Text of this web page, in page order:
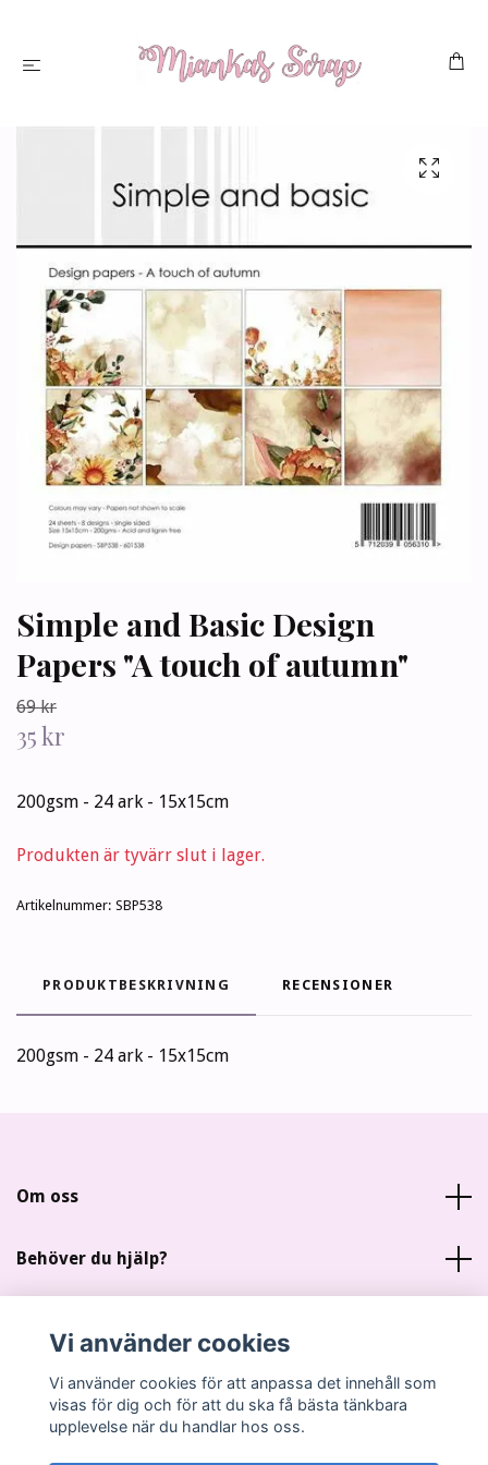
Simple and Basic Design
Papers "A touch of autumn"
69 kr
35 kr
200gsm - 24 ark - 15x15cm
Produkten är tyvärr slut i lager.
Artikelnummer: SBP538
PRODUKTBESKRIVNING RECENSIONER
200gsm - 24 ark - 15x15cm
Om oss
Behöver du hjälp?
Sociala medier
Vi använder cookies
Vi använder cookies för att anpassa det innehåll som
visas för dig och för att du ska få bästa tänkbara
upplevelse när du handlar hos oss.